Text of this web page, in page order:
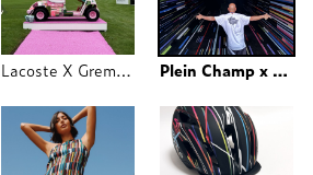
Lacoste X Grems Industry - LLODF - Trajectoire Studio Plein Champ x Grems Industry 2024